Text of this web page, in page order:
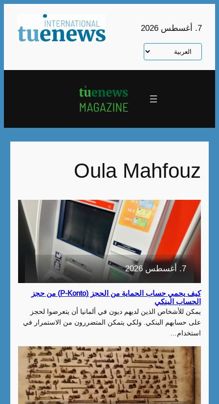
7. أغسطس 2026
اختر
لغة
Oula Mahfouz
7. أغسطس 2026
كيف يحمي حساب الحماية من الحجز (P-Konto) من حجز
الحساب البنكي
يمكن للأشخاص الذين لديهم ديون في ألمانيا أن يتعرضوا لحجز
على حسابهم البنكي. ولكي يتمكن المتضررون من الاستمرار في
استخدام…